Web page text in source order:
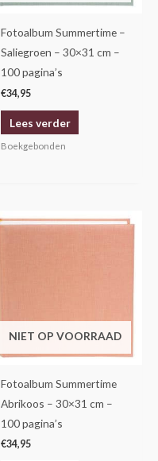
Fotoalbum Summertime –
Saliegroen – 30×31 cm –
100 pagina’s
€34,95
Lees verder
Boekgebonden
NIET OP VOORRAAD
Fotoalbum Summertime
Abrikoos – 30×31 cm –
100 pagina’s
€34,95